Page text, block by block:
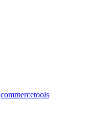
commercetools